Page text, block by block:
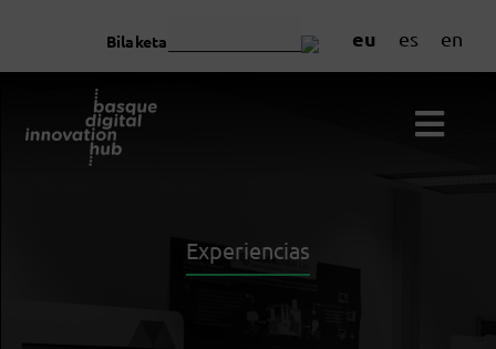
eu es en
Bilaketa
Experiencias